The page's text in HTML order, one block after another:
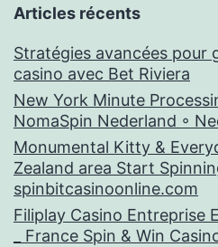
Articles récents
Stratégies avancées pour
casino avec Bet Riviera
New York Minute
NomaSpin Nederland ◦
Monumental Kitty &
Zealand area Start
spinbitcasinoonline.com
Filiplay Casino Entreprise
_ France Spin & Win